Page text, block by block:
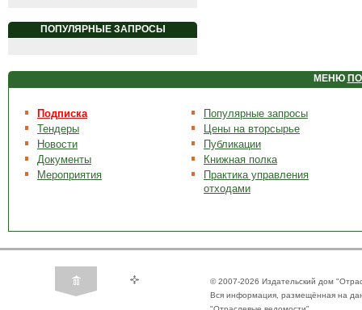
ПОПУЛЯРНЫЕ ЗАПРОСЫ
МЕНЮ
Подписка
Тендеры
Новости
Документы
Мероприятия
Популярные запросы
Цены на вторсырье
Публикации
Книжная полка
Практика управления
отходами
© 2007-2026 Издательский дом
Вся информация, размещённая на